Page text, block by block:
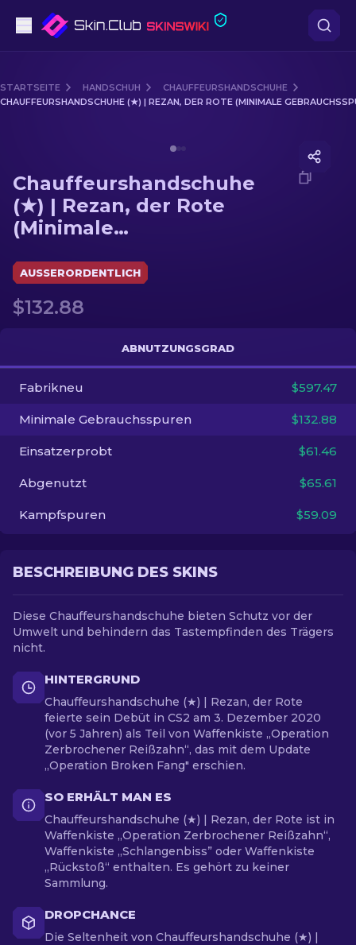
Mittelklasse
Scharfschützengewehr
Messer
Handschuh
Kisten
DE
STARTSEITE HANDSCHUH
CHAUFFEURSHANDSCHUHE
CHAUFFEURSHANDSCHUHE (★) | REZAN, DER ROTE (MINIMALE
Chauffeurshandschuhe
(★) | Rezan, der Rote
(Minimale
AUSSERORDENTLICH
$132.88
ABNUTZUNGSGRAD
Fabrikneu $597.47
Minimale Gebrauchsspuren $132.88
Einsatzerprobt $61.46
Abgenutzt $65.61
Kampfspuren $59.09
BESCHREIBUNG DES SKINS
Diese Chauffeurshandschuhe bieten Schutz vor der
Umwelt und behindern das Tastempfinden des Trägers
nicht.
HINTERGRUND
Chauffeurshandschuhe (★) | Rezan, der Rote
feierte sein Debüt in CS2 am 3. Dezember 2020
(vor 5 Jahren) als Teil von Waffenkiste „Operation
Zerbrochener Reißzahn“, das mit dem Update
„Operation Broken Fang" erschien.
SO ERHÄLT MAN ES
Chauffeurshandschuhe (★) | Rezan, der Rote ist in
Waffenkiste „Operation Zerbrochener Reißzahn“,
Waffenkiste „Schlangenbiss” oder Waffenkiste
„Rückstoß“ enthalten. Es gehört zu keiner
Sammlung.
DROPCHANCE
Die Seltenheit von Chauffeurshandschuhe (★) |